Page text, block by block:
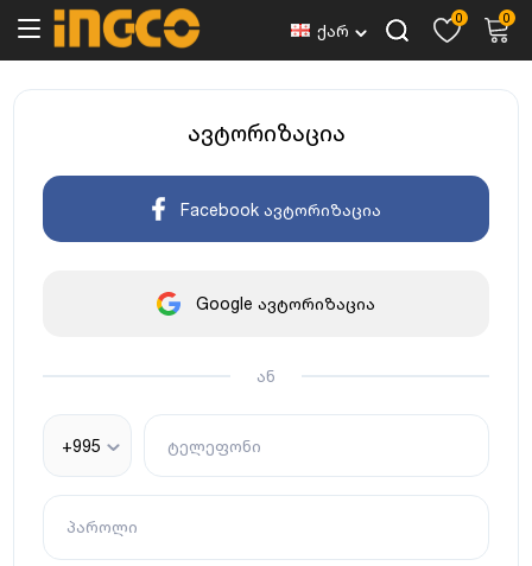
ქარ
0 0
ავტორიზაცია
Facebook ავტორიზაცია
Google ავტორიზაცია
ან
+995 ტელეფონი
პაროლი